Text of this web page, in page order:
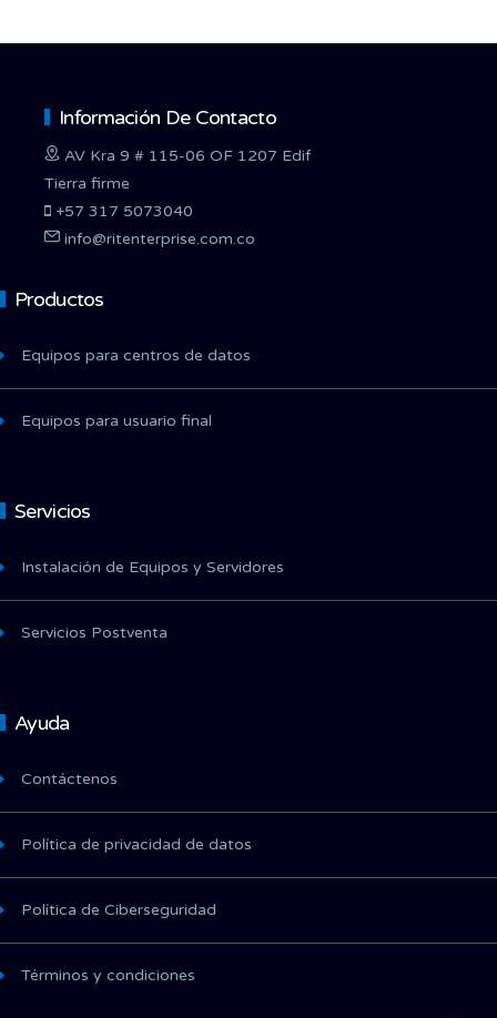
Información De Contacto
AV Kra 9 # 115-06 OF 1207 Edif
Tierra firme
+57 317 5073040
info@ritenterprise.com.co
Productos
Equipos para centros de datos
Equipos para usuario final
Servicios
Instalación de Equipos y Servidores
Servicios Postventa
Ayuda
Contáctenos
Política de privacidad de datos
Política de Ciberseguridad
Términos y condiciones